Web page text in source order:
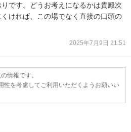
です。どうお考えになるかは貴殿次
ければ、この場でなく直接の口頭の
2025年7月9日 21:51
情報です。
性を考慮してご利用いただくようお願いい